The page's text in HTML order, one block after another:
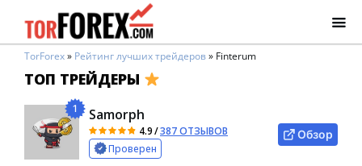
TorForex» Рейтинг лучших трейдеров» Finterum
ТОП ТРЕЙДЕРЫ
1 Samorph
4.9/387 ОТЗЫВОВ
Проверен
Обзор